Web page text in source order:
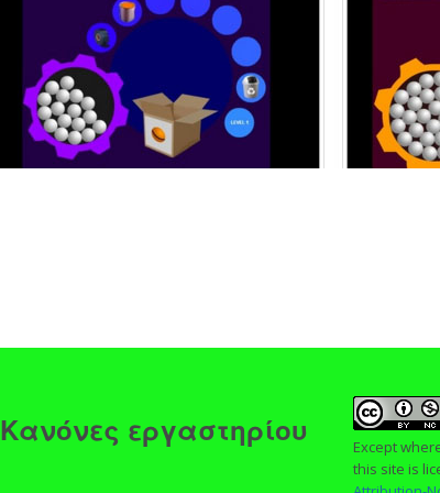
Κανόνες εργαστηρίου
Except
this site is